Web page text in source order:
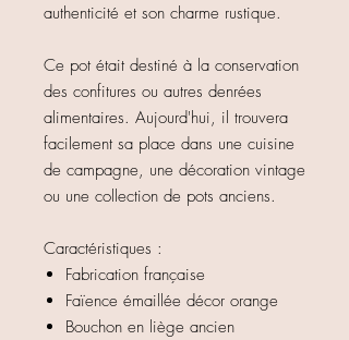
authenticité et son charme rustique.
Ce pot était destiné à la conservation
des confitures ou autres denrées
alimentaires. Aujourd'hui, il trouvera
facilement sa place dans une cuisine
de campagne, une décoration vintage
ou une collection de pots anciens.
Caractéristiques :
Fabrication française
Faïence émaillée décor orange
Bouchon en liège ancien